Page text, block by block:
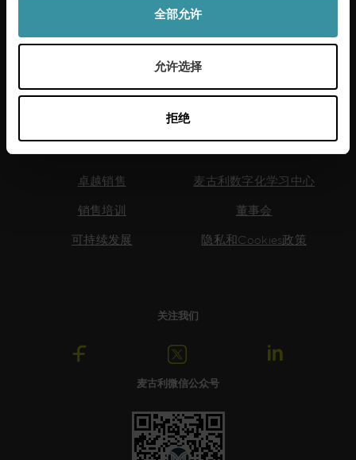
全部允许
允许选择
拒绝
全球客户提供服务。我们通过帮助员工成长增加利
了解更多
常用链接
卓越销售
销售培训
可持续发展
麦古利数字化学习中心
董事会
隐私和Cookies政策
关注我们
麦古利微信公众号